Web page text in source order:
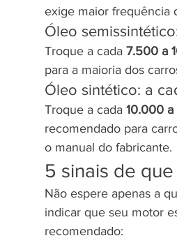
exige maior frequência
Óleo
Troque a cada 7.500 a
para a maioria dos
Óleo sintético: a
Troque a cada 10.000 a
recomendado para
o manual do fabricante.
5 sinais de
Não espere apenas a
indicar que seu motor
recomendado: